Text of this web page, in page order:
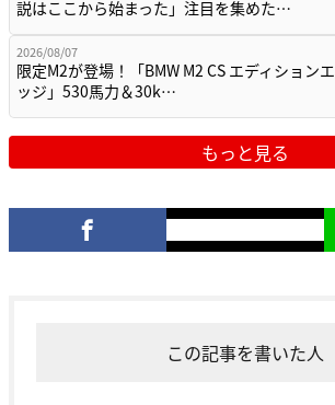
説はここから始まった」注目を集めた…
2026/08/07
限定M2が登場！「BMW M2 CS エディションエ
ッジ」530馬力＆30k…
もっと見る
この記事を書いた人